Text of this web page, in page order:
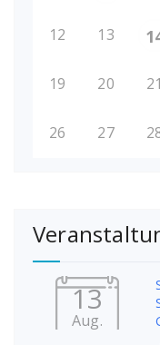
12 13
19 20 21
26 27
13
Aug.